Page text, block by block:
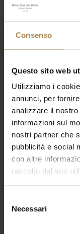
Consenso
Questo sito web
Utilizziamo i
annunci, per
analizzare il
informazioni sul
nostri partner che
pubblicità e social
con altre
raccolto dal suo
delNecessari